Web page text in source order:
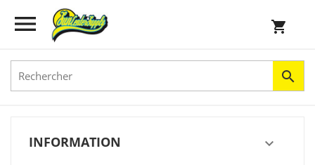
 shopping_cart

INFORMATION 